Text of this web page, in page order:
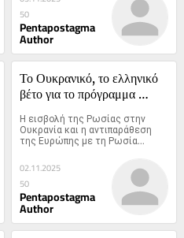
50
Pentapostagma
Author
Το Ουκρανικό, το ελληνικό
βέτο για το πρόγραμμα
Η εισβολή της Ρωσίας στην
Ουκρανία και η αντιπαράθεση
της Ευρώπης με τη Ρωσία...
02.11.2025
50
Pentapostagma
Author